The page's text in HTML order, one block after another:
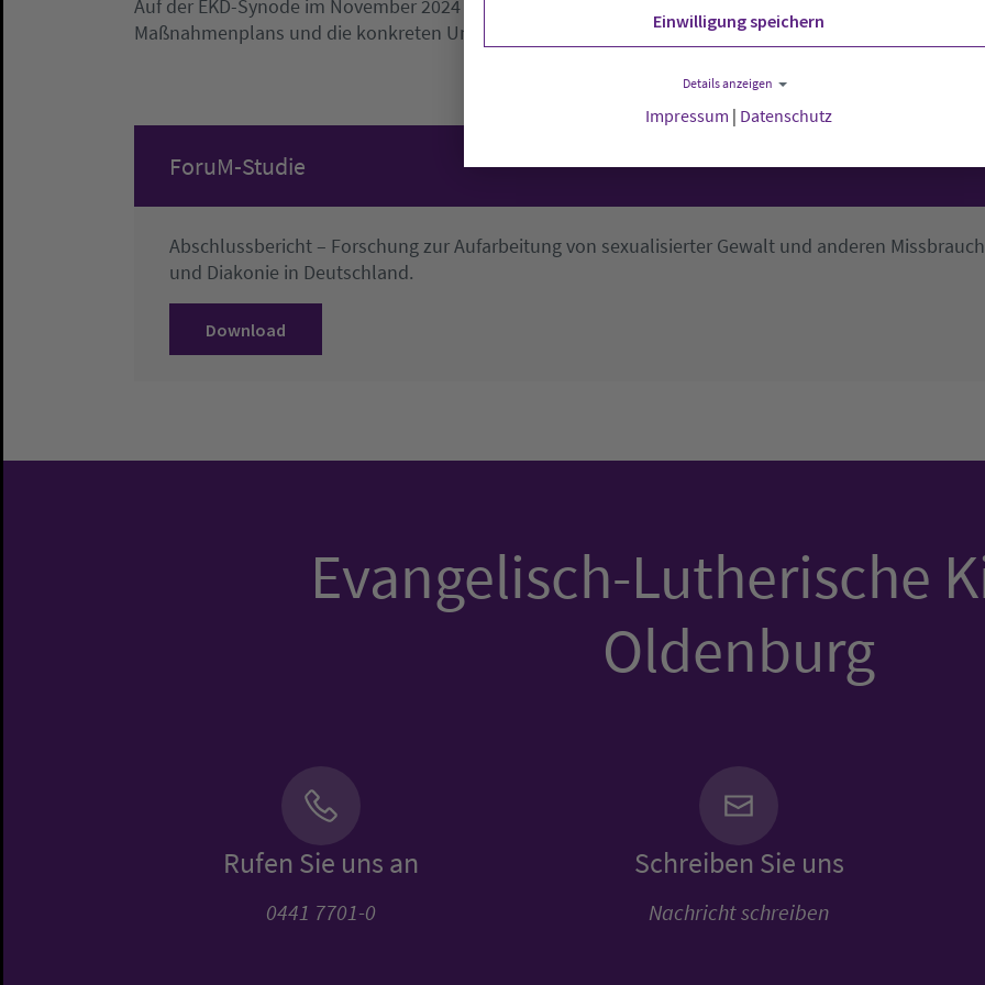
Auf der EKD-Synode im November 2024 wurden erste Maßnahmen und Konsequenzen beschlossen.
Maßnahmenplans und die konkreten Umsetzungsempfehlung,stellt die EKD auf ihrer Website zur
ForuM-Studie
Abschlussbericht – Forschung zur Aufarbeitung von sexualisierter Gewalt und anderen
und Diakonie in Deutschland.
Download
Evangelisch-Lutherische
Oldenburg
Rufen Sie uns an
0441 7701-0
Schreiben Sie uns
Nachricht schreiben
Einwilligung speichern
Details anzeigen
Impressum | Datenschutz